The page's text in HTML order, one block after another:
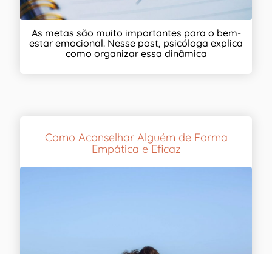
As metas são muito importantes para o bem-
estar emocional. Nesse post, psicóloga explica
como organizar essa dinâmica
Como Aconselhar Alguém de Forma
Empática e Eficaz